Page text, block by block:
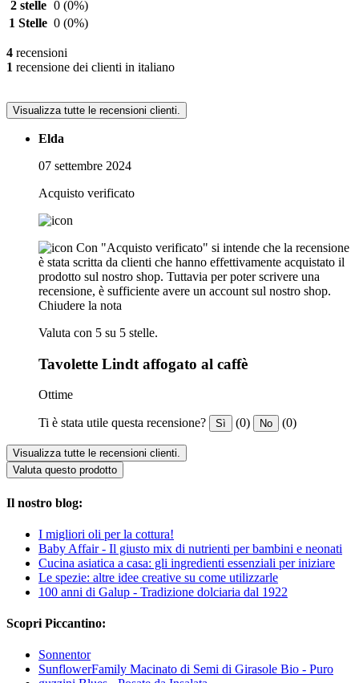
2 stelle 0 (0%)
1 Stelle 0 (0%)
4 recensioni
1 recensione dei clienti in italiano
Visualizza tutte le recensioni clienti.
Elda
07 settembre 2024
Acquisto verificato
Con "Acquisto verificato" si intende che la recensione
è stata scritta da clienti che hanno effettivamente acquistato il
prodotto sul nostro shop. Tuttavia per poter scrivere una
recensione, è sufficiente avere un account sul nostro shop.
Chiudere la nota
Valuta con 5 su 5 stelle.
Tavolette Lindt affogato al caffè
Ottime
Ti è stata utile questa recensione? Sì (0) No (0)
Visualizza tutte le recensioni clienti.
Valuta questo prodotto
Il nostro blog:
I migliori oli per la cottura!
Baby Affair - Il giusto mix di nutrienti per bambini e neonati
Cucina asiatica a casa: gli ingredienti essenziali per iniziare
Le spezie: altre idee creative su come utilizzarle
100 anni di Galup - Tradizione dolciaria dal 1922
Scopri Piccantino:
Sonnentor
SunflowerFamily Macinato di Semi di Girasole Bio - Puro